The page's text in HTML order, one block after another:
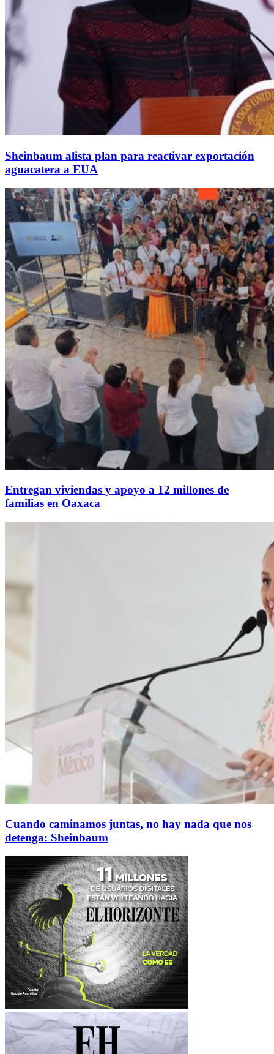
Sheinbaum alista plan para reactivar exportación
aguacatera a EUA
Entregan viviendas y apoyo a 12 millones de
familias en Oaxaca
Cuando caminamos juntas, no hay nada que nos
detenga: Sheinbaum